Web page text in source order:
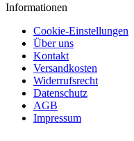
Informationen
Cookie-Einstellungen
Über uns
Kontakt
Versandkosten
Widerrufsrecht
Datenschutz
AGB
Impressum